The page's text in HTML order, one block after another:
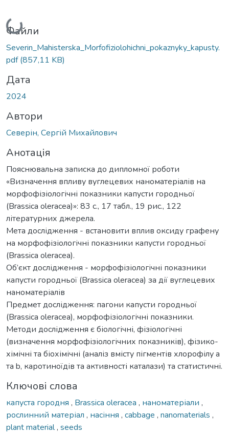
Вантажиться...
Файли
Severin_Mahisterska_Morfofiziolohichni_pokaznyky_kapusty.
pdf(857,11 KB)
Дата
2024
Автори
Северін, Сергій Михайлович
Анотація
Пояснювальна записка до дипломної роботи
«Визначення впливу вуглецевих наноматеріалів на
морфофізіологічні показники капусти городньої
(Brassica oleracea)»: 83 с., 17 табл., 19 рис., 122
літературних джерела.
Мета дослідження - встановити вплив оксиду графену
на морфофізіологічні показники капусти городньої
(Brassica oleracea).
Об’єкт дослідження - морфофізіологічні показники
капусти городньої (Brassica oleracea) за дії вуглецевих
наноматеріалів
Предмет дослідження: пагони капусти городньої
(Brassica oleracea), морфофізіологічні показники.
Методи дослідження є біологічні, фізіологічні
(визначення морфофізіологічних показників), фізико-
хімічні та біохімічні (аналіз вмісту пігментів хлорофілу a
та b, каротиноїдів та активності каталази) та статистичні.
Ключові слова
капуста городня , Brassica oleracea , наноматеріали ,
рослинний матеріал , насіння , cabbage , nanomaterials ,
plant material, seeds